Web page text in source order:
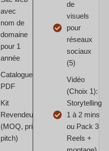
avec
nom de
domaine
pour 1
année
Catalogue
PDF
Kit
Revendeurs/Wholesale
(MOQ, prix, conditions,
pitch)
de
visuels
pour
réseaux
sociaux
(5)
Vidéo
(Choix 1):
Storytelling
1 à 2 mins
ou Pack 3
Reels +